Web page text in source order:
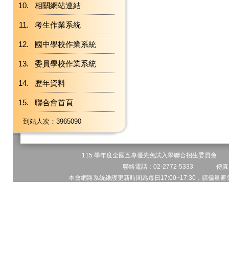
相關網站連結
考生作業系統
國中學校作業系統
委員學校作業系統
歷年資料
聯合會首頁
到站人次：3965090
115 學年度全國五專優先免試入學聯合招生委員會
聯絡電話：02-2772-5333 傳
本會網路系統維護更新時間為每日17:00~17:30，請儘量